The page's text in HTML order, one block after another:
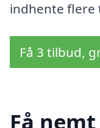
indhente flere
Få 3 tilbud,
Få